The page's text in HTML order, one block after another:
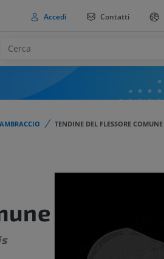
Accedi Contatti
TENDINE DEL FLESSORE COMUNE